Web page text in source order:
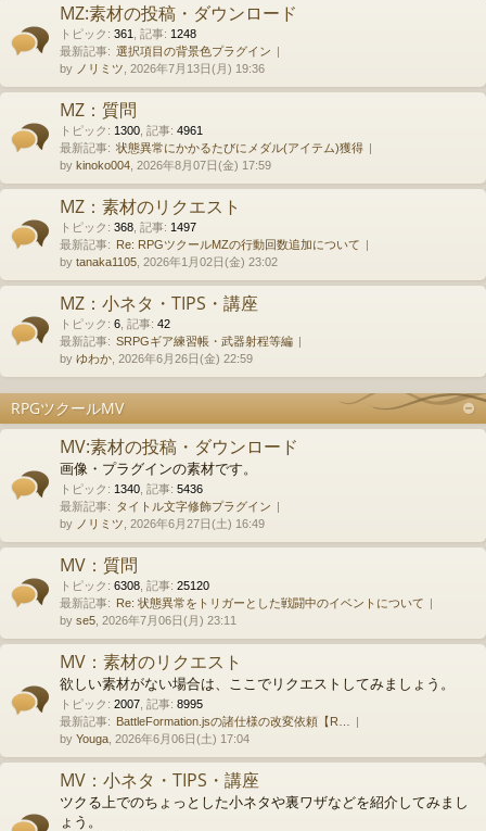
MZ:素材の投稿・ダウンロード
トピック : 361 記事: 1248
最新記事: 選択項目の背景色プラグイン
by ノリミツ , 2026年7月13日(月) 19:36
MZ：質問
トピック : 1300 記事: 4961
最新記事: 状態異常にかかるたびにメダル(アイテム)獲得
by kinoko004 , 2026年8月07日(金) 17:59
MZ：素材のリクエスト
トピック : 368 記事: 1497
最新記事: Re: RPGツクールMZの行動回数追加について
by tanaka1105 , 2026年1月02日(金) 23:02
MZ：小ネタ・TIPS・講座
トピック : 6 記事: 42
最新記事: SRPGギア練習帳・武器射程等編
by ゆわか , 2026年6月26日(金) 22:59
RPGツクールMV
MV:素材の投稿・ダウンロード
画像・プラグインの素材です。
トピック : 1340 記事: 5436
最新記事: タイトル文字修飾プラグイン
by ノリミツ , 2026年6月27日(土) 16:49
MV：質問
トピック : 6308 記事: 25120
最新記事: Re: 状態異常をトリガーとした戦闘中のイベントについて
by se5 , 2026年7月06日(月) 23:11
MV：素材のリクエスト
欲しい素材がない場合は、ここでリクエストしてみましょう。
トピック : 2007 記事: 8995
最新記事: BattleFormation.jsの諸仕様の改変依頼【R…
by Youga , 2026年6月06日(土) 17:04
MV：小ネタ・TIPS・講座
ツクる上でのちょっとした小ネタや裏ワザなどを紹介してみまし
ょう。